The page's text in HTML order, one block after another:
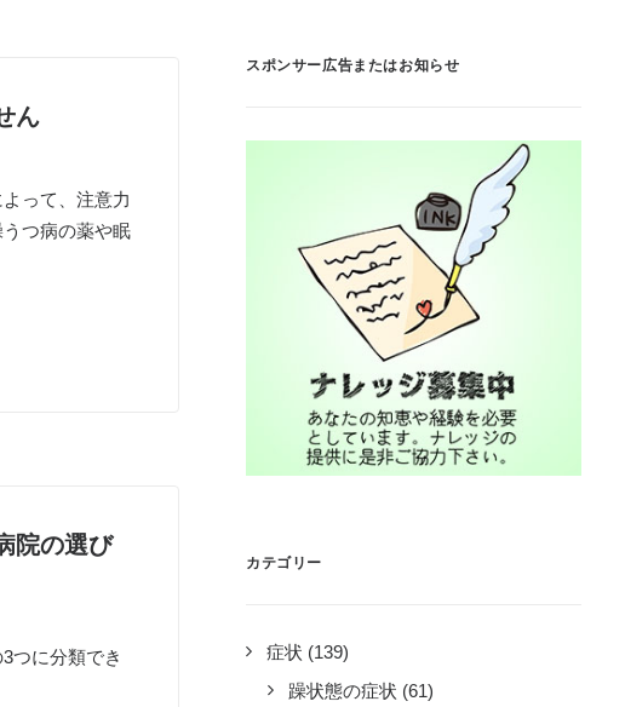
ん
って、注意力
つ病の薬や眠
院の選び
つに分類でき
スポンサー広告またはお知らせ
カテゴリー
症状 (139)
躁状態の症状 (61)